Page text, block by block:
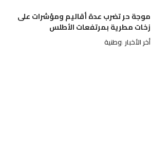
موجة حر تضرب عدة أقاليم ومؤشرات على
زخات مطرية بمرتفعات الأطلس
أخر الأخبار وطنية